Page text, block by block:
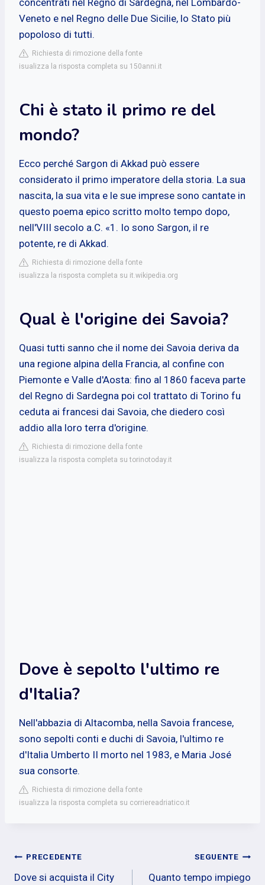
Veneto e nel Regno delle Due Sicilie, lo Stato più
popoloso di tutti.
Richiesta di rimozione della fonte
isualizza la risposta completa su 150anni.it
Chi è stato il primo re del
mondo?
Ecco perché Sargon di Akkad può essere
considerato il primo imperatore della storia. La sua
nascita, la sua vita e le sue imprese sono cantate in
questo poema epico scritto molto tempo dopo,
nell'VIII secolo a.C. «1. Io sono Sargon, il re
potente, re di Akkad.
Richiesta di rimozione della fonte
isualizza la risposta completa su it.wikipedia.org
Qual è l'origine dei Savoia?
Quasi tutti sanno che il nome dei Savoia deriva da
una regione alpina della Francia, al confine con
Piemonte e Valle d'Aosta: fino al 1860 faceva parte
del Regno di Sardegna poi col trattato di Torino fu
ceduta ai francesi dai Savoia, che diedero così
addio alla loro terra d'origine.
Richiesta di rimozione della fonte
isualizza la risposta completa su torinotoday.it
Dove è sepolto l'ultimo re
d'Italia?
Nell'abbazia di Altacomba, nella Savoia francese,
sono sepolti conti e duchi di Savoia, l'ultimo re
d'Italia Umberto II morto nel 1983, e Maria José
sua consorte.
Richiesta di rimozione della fonte
isualizza la risposta completa su corriereadriatico.it
Navigazione
PRECEDENTE
Dove si acquista il City
SEGUENTE
Quanto tempo impiego